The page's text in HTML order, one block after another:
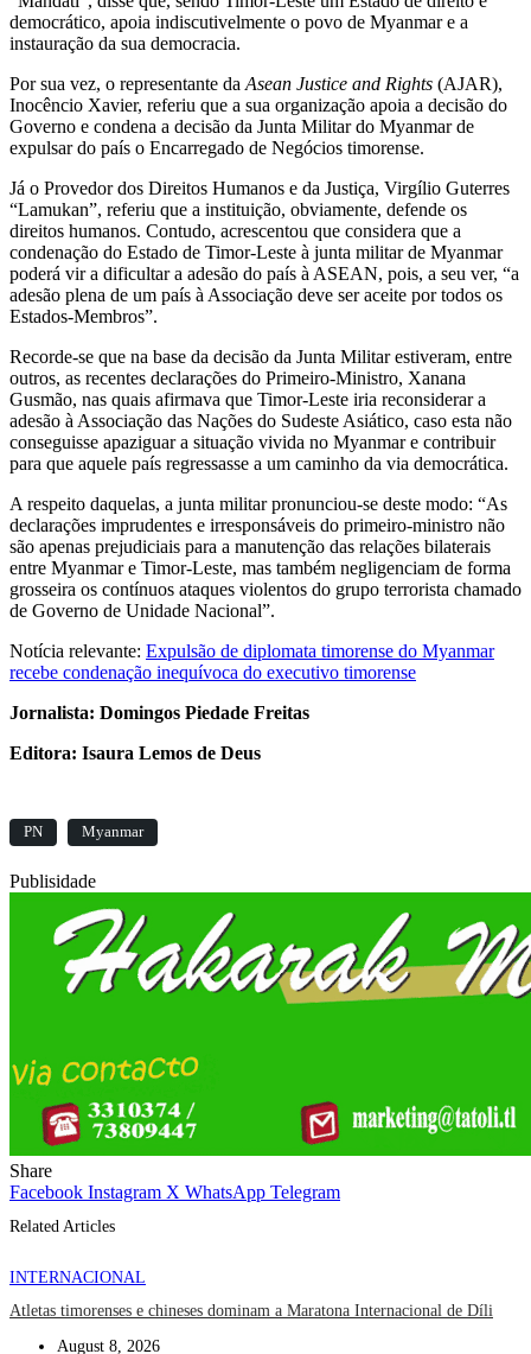
democrático, apoia indiscutivelmente o povo de Myanmar e a
instauração da sua democracia.
Por sua vez, o representante da Asean Justice and Rights (AJAR),
Inocêncio Xavier, referiu que a sua organização apoia a decisão do
Governo e condena a decisão da Junta Militar do Myanmar de
expulsar do país o Encarregado de Negócios timorense.
Já o Provedor dos Direitos Humanos e da Justiça, Virgílio Guterres
“Lamukan”, referiu que a instituição, obviamente, defende os
direitos humanos. Contudo, acrescentou que considera que a
condenação do Estado de Timor-Leste à junta militar de Myanmar
poderá vir a dificultar a adesão do país à ASEAN, pois, a seu ver, “a
adesão plena de um país à Associação deve ser aceite por todos os
Estados-Membros”.
Recorde-se que na base da decisão da Junta Militar estiveram, entre
outros, as recentes declarações do Primeiro-Ministro, Xanana
Gusmão, nas quais afirmava que Timor-Leste iria reconsiderar a
adesão à Associação das Nações do Sudeste Asiático, caso esta não
conseguisse apaziguar a situação vivida no Myanmar e contribuir
para que aquele país regressasse a um caminho da via democrática.
A respeito daquelas, a junta militar pronunciou-se deste modo: “As
declarações imprudentes e irresponsáveis do primeiro-ministro não
são apenas prejudiciais para a manutenção das relações bilaterais
entre Myanmar e Timor-Leste, mas também negligenciam de forma
grosseira os contínuos ataques violentos do grupo terrorista chamado
de Governo de Unidade Nacional”.
Notícia relevante: Expulsão de diplomata timorense do Myanmar
recebe condenação inequívoca do executivo timorense
Jornalista: Domingos Piedade Freitas
Editora: Isaura Lemos de Deus
PN Myanmar
Publisidade
Share
Facebook Instagram X WhatsApp Telegram
Related Articles
INTERNACIONAL
Atletas timorenses e chineses dominam a Maratona Internacional de Díli
August 8, 2026